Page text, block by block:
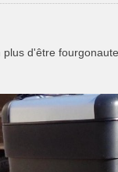
d'être